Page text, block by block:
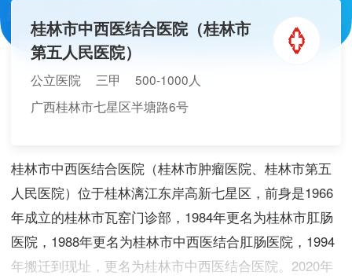
桂林市中西医结合医院（桂林市
第五人民医院）
公立医院 三甲
500-1000人
广西桂林市七星区半塘路6号
桂林市中西医结合医院（桂林市肿瘤医院、桂林市第五
人民医院）位于桂林漓江东岸高新七星区，前身是1966
年成立的桂林市瓦窑门诊部，1984年更名为桂林市肛肠
医院，1988年更名为桂林市中西医结合肛肠医院，1994
年搬迁到现址，更名为桂林市中西医结合医院。2020年